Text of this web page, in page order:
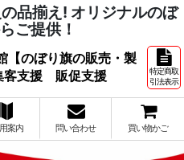
品揃え! オリジナルのぼ
ご提供！
【のぼり旗の販売・製
支援 販促支援
特定商取
引法表示
案内 問い合わせ 買い物かご